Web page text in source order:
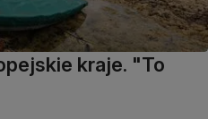
kraje. "To